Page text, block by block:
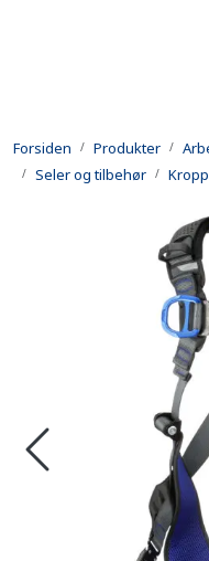
Forsiden Produkter
Seler og tilbehør
Utleie
Kontroll og reparasjon